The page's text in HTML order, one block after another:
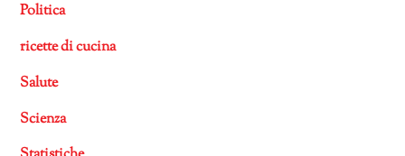
Politica
ricette di cucina
Salute
Scienza